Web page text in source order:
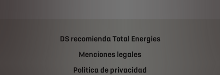
DS recomienda Total Energies
Menciones legales
Politica de privacidad